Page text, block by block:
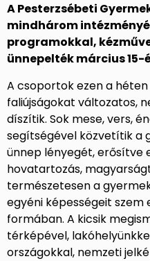
A Pesterzsébeti
mindhárom
programokkal,
ünnepelték március 15-
A csoportok ezen a
faliújságokat változatos,
díszítik. Sok mese, vers,
segítségével közvetítik a
ünnep lényegét, erősítve
hovatartozás,
természetesen a
egyéni képességeit
formában. A kicsik
térképével,
országokkal, nemzeti